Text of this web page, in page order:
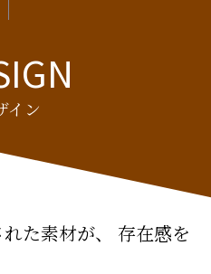
イン
た素材が、
存在感を